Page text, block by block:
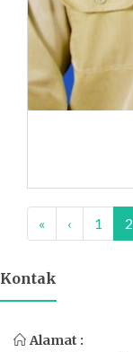
« ‹ 1 2
Kontak
Alamat :